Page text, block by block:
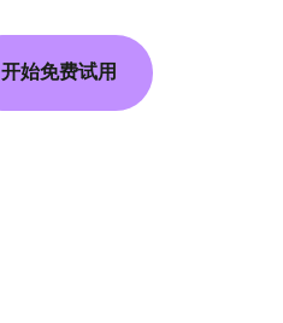
开始免费试用